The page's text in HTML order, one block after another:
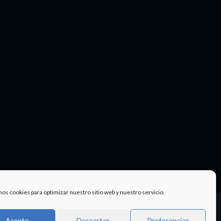
cookies para optimizar nuestro sitio web y nuestro servicio.
Twitter
TÉRMINOS